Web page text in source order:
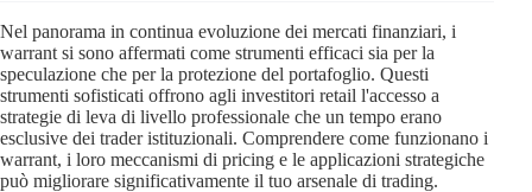
Nel panorama in continua evoluzione dei mercati finanziari, i
warrant si sono affermati come strumenti efficaci sia per la
speculazione che per la protezione del portafoglio. Questi
strumenti sofisticati offrono agli investitori retail l'accesso a
strategie di leva di livello professionale che un tempo erano
esclusive dei trader istituzionali. Comprendere come funzionano i
warrant, i loro meccanismi di pricing e le applicazioni strategiche
può migliorare significativamente il tuo arsenale di trading.